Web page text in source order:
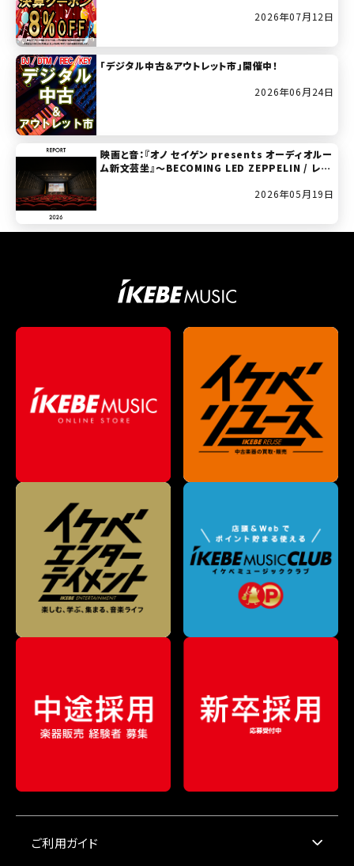
2026年07月12日
「デジタル中古＆アウトレット市」開催中！
2026年06月24日
映画と音：『オノ セイゲン presents オーディオルー
ム新文芸坐』～BECOMING LED ZEPPELIN / レッ
2026年05月19日
ご利用ガイド